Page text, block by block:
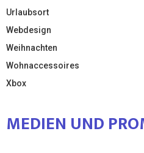
Urlaubsort
Webdesign
Weihnachten
Wohnaccessoires
Xbox
MEDIEN UND